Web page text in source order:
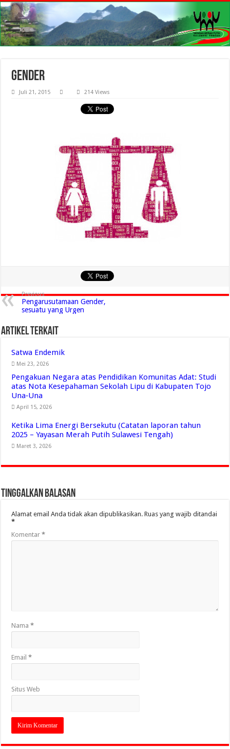
gender
Juli 21, 2015 214 Views
Previous
Pengarusutamaan Gender,
sesuatu yang Urgen
Artikel Terkait
Satwa Endemik
Mei 23, 2026
Pengakuan Negara atas Pendidikan Komunitas Adat: Studi
atas Nota Kesepahaman Sekolah Lipu di Kabupaten Tojo
Una‑Una
April 15, 2026
Ketika Lima Energi Bersekutu (Catatan laporan tahun
2025 – Yayasan Merah Putih Sulawesi Tengah)
Maret 3, 2026
Tinggalkan Balasan
Alamat email Anda tidak akan dipublikasikan. Ruas yang wajib ditandai
*
Komentar*
Nama*
Email*
Situs Web